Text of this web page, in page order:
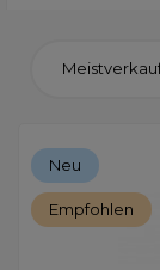
Neu
Empfohlen